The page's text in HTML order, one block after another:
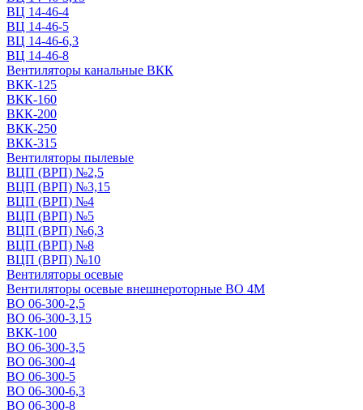
ВЦ 14-46-4
ВЦ 14-46-5
ВЦ 14-46-6,3
ВЦ 14-46-8
Вентиляторы канальные ВКК
ВКК-125
ВКК-160
ВКК-200
ВКК-250
ВКК-315
Вентиляторы пылевые
ВЦП (ВРП) №2,5
ВЦП (ВРП) №3,15
ВЦП (ВРП) №4
ВЦП (ВРП) №5
ВЦП (ВРП) №6,3
ВЦП (ВРП) №8
ВЦП (ВРП) №10
Вентиляторы осевые
Вентиляторы осевые внешнероторные ВО 4М
ВО 06-300-2,5
ВО 06-300-3,15
ВКК-100
ВО 06-300-3,5
ВО 06-300-4
ВО 06-300-5
ВО 06-300-6,3
ВО 06-300-8